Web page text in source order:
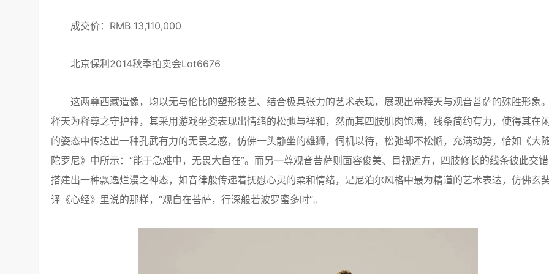
成交价：RMB 13,110,000
北京保利2014秋季拍卖会Lot6676
这两尊西藏造像，均以无与伦比的塑形技艺、结合极具张力的艺术表现，展现出帝释天与观音菩萨的殊胜形象
释天为释尊之守护神，其采用游戏坐姿表现出情绪的松弛与祥和，然而其四肢肌肉饱满，线条简约有力，使得其在
的姿态中传达出一种孔武有力的无畏之感，仿佛一头静坐的雄狮，伺机以待，松弛却不松懈，充满动势，恰如《大
陀罗尼》中所示：“能于急难中，无畏大自在”。而另一尊观音菩萨则面容俊美、目视远方，四肢修长的线条彼此交错
搭建出一种飘逸烂漫之神态，如音律般传递着抚慰心灵的柔和情绪，是尼泊尔风格中最为精道的艺术表达，仿佛玄
译《心经》里说的那样，“观自在菩萨，行深般若波罗蜜多时”。